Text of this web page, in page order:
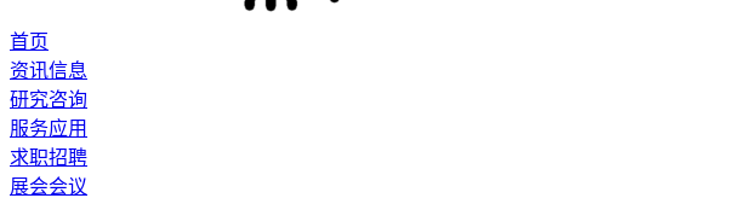
首页
资讯信息
研究咨询
服务应用
求职招聘
展会会议